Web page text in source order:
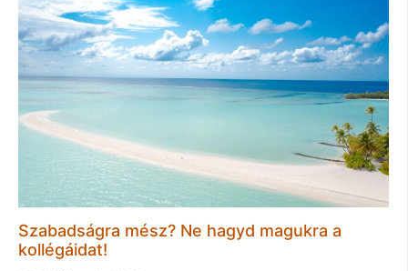
Szabadságra mész? Ne hagyd magukra a
kollégáidat!